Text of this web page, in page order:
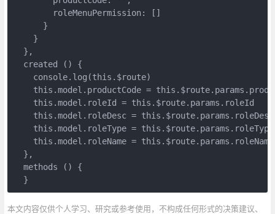
        roleMenuPermission: []
      }
    }
  },
  created () {
    console.log(this.$route)
this.model.productCode =
    this.model.roleId = this.$route.params.roleId
    this.model.roleDesc = this.$route.params.roleDesc
    this.model.roleType = this.$route.params.roleType
    this.model.roleName = this.$route.params.roleName
  },
  methods () {
  }
本文内容仅供个人学习、研究或参考使用，不构成任何形式的决策建议、